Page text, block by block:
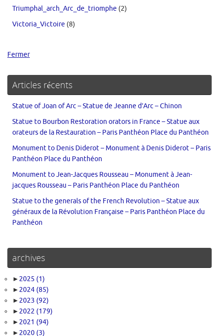
Triumphal_arch_Arc_de_triomphe (2)
Victoria_Victoire (8)
Fermer
Articles récents
Statue of Joan of Arc – Statue de Jeanne d’Arc – Chinon
Statue to Bourbon Restoration orators in France – Statue aux
orateurs de la Restauration – Paris Panthéon Place du Panthéon
Monument to Denis Diderot – Monument à Denis Diderot – Paris
Panthéon Place du Panthéon
Monument to Jean-Jacques Rousseau – Monument à Jean-
jacques Rousseau – Paris Panthéon Place du Panthéon
Statue to the generals of the French Revolution – Statue aux
généraux de la Révolution Française – Paris Panthéon Place du
Panthéon
archives
► 2025 (1)
► 2024 (85)
► 2023 (92)
► 2022 (179)
► 2021 (94)
► 2020 (3)